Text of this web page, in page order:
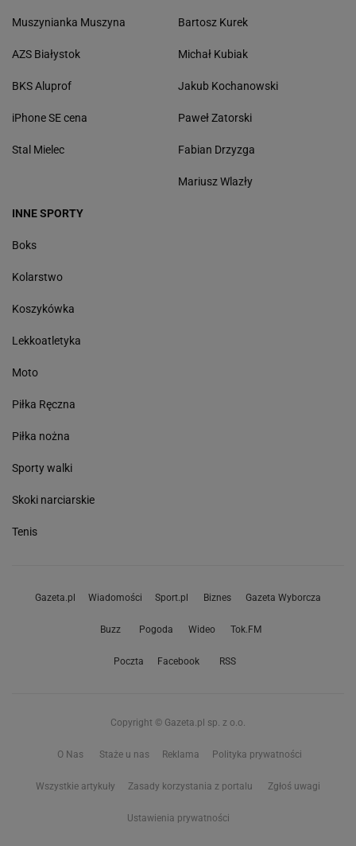
Muszynianka Muszyna
AZS Białystok
BKS Aluprof
iPhone SE cena
Stal Mielec
Bartosz Kurek
Michał Kubiak
Jakub Kochanowski
Paweł Zatorski
Fabian Drzyzga
Mariusz Wlazły
INNE SPORTY
Boks
Kolarstwo
Koszykówka
Lekkoatletyka
Moto
Piłka Ręczna
Piłka nożna
Sporty walki
Skoki narciarskie
Tenis
Gazeta.pl Wiadomości Sport.pl Biznes Gazeta Wyborcza
Buzz Pogoda Wideo Tok.FM
Poczta Facebook RSS
Copyright © Gazeta.pl sp. z o.o.
O Nas Staże u nas Reklama Polityka prywatności
Wszystkie artykuły Zasady korzystania z portalu Zgłoś uwagi
Ustawienia prywatności